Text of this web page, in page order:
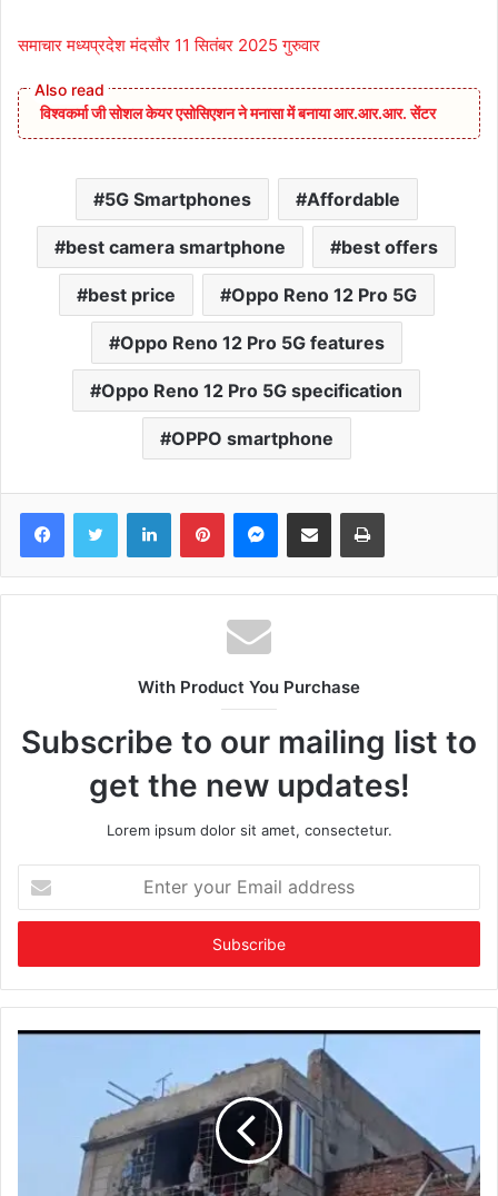
समाचार मध्यप्रदेश मंदसौर 11 सितंबर 2025 गुरुवार
विश्वकर्मा जी सोशल केयर एसोसिएशन ने मनासा में बनाया आर.आर.आर. सेंटर
5G Smartphones Affordable
best camera smartphone best offers
best price Oppo Reno 12 Pro 5G
Oppo Reno 12 Pro 5G features
Oppo Reno 12 Pro 5G specification
OPPO smartphone
FacebookTwitter LinkedInPinterestMessenger
Share via Email Print
With Product You Purchase
Subscribe to our mailing list to
get the new updates!
Lorem ipsum dolor sit amet, consectetur.
your
Email